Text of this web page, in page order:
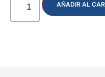
AÑADIR AL